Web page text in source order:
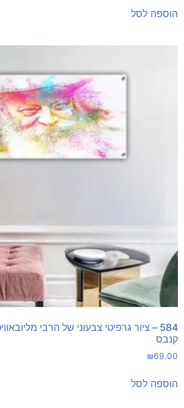
הוספה לסל
584 – ציור גרפיטי צבעוני של הרבי
קנבס
₪69.00
הוספה לסל